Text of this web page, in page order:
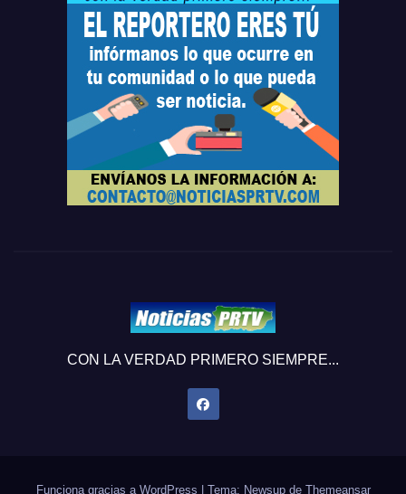
CON LA VERDAD PRIMERO SIEMPRE...
Funciona gracias a WordPress Tema: Newsup de Themeansar